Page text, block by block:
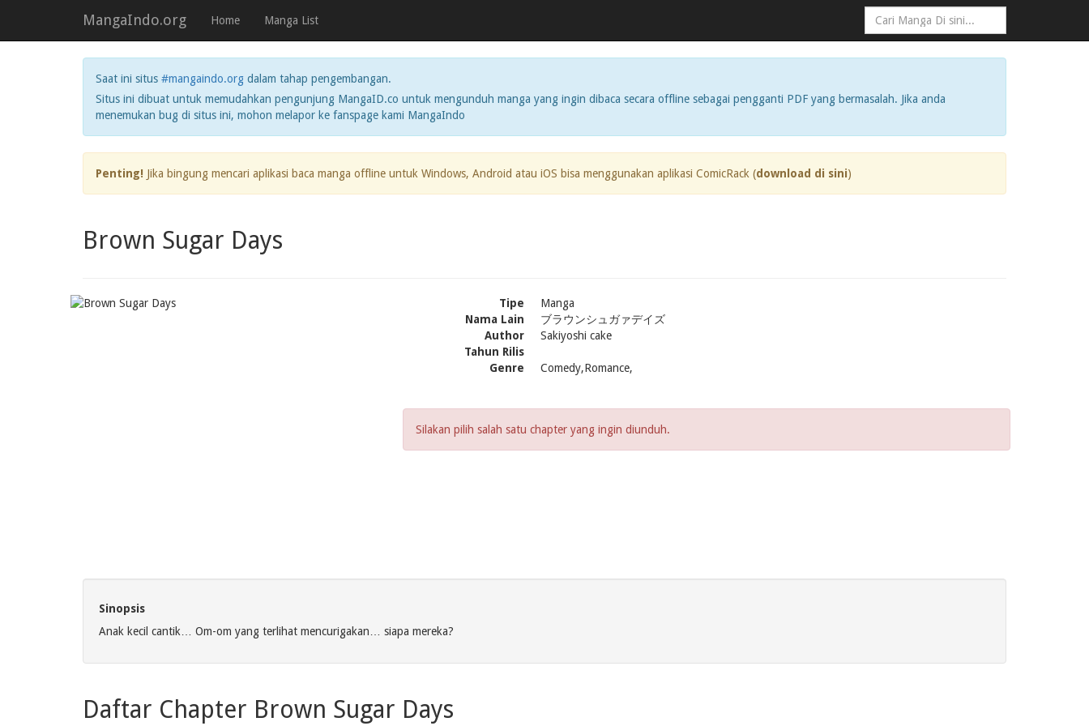
MangaIndo.org Home Manga List
Saat ini situs #mangaindo.org dalam tahap pengembangan.
Situs ini dibuat untuk memudahkan pengunjung MangaID.co untuk mengunduh manga yang ingin dibaca secara offline sebagai pengganti PDF yang bermasalah. Jika anda
menemukan bug di situs ini, mohon melapor ke fanspage kami MangaIndo
Penting! Jika bingung mencari aplikasi baca manga offline untuk Windows, Android atau iOS bisa menggunakan aplikasi ComicRack (download di sini)
Brown Sugar Days
Tipe
Manga
Nama Lain
ブラウンシュガァデイズ
Author
Sakiyoshi cake
Tahun Rilis
Genre
Comedy,Romance,
Silakan pilih salah satu chapter yang ingin diunduh.
Sinopsis
Anak kecil cantik… Om-om yang terlihat mencurigakan… siapa mereka?
Daftar Chapter Brown Sugar Days